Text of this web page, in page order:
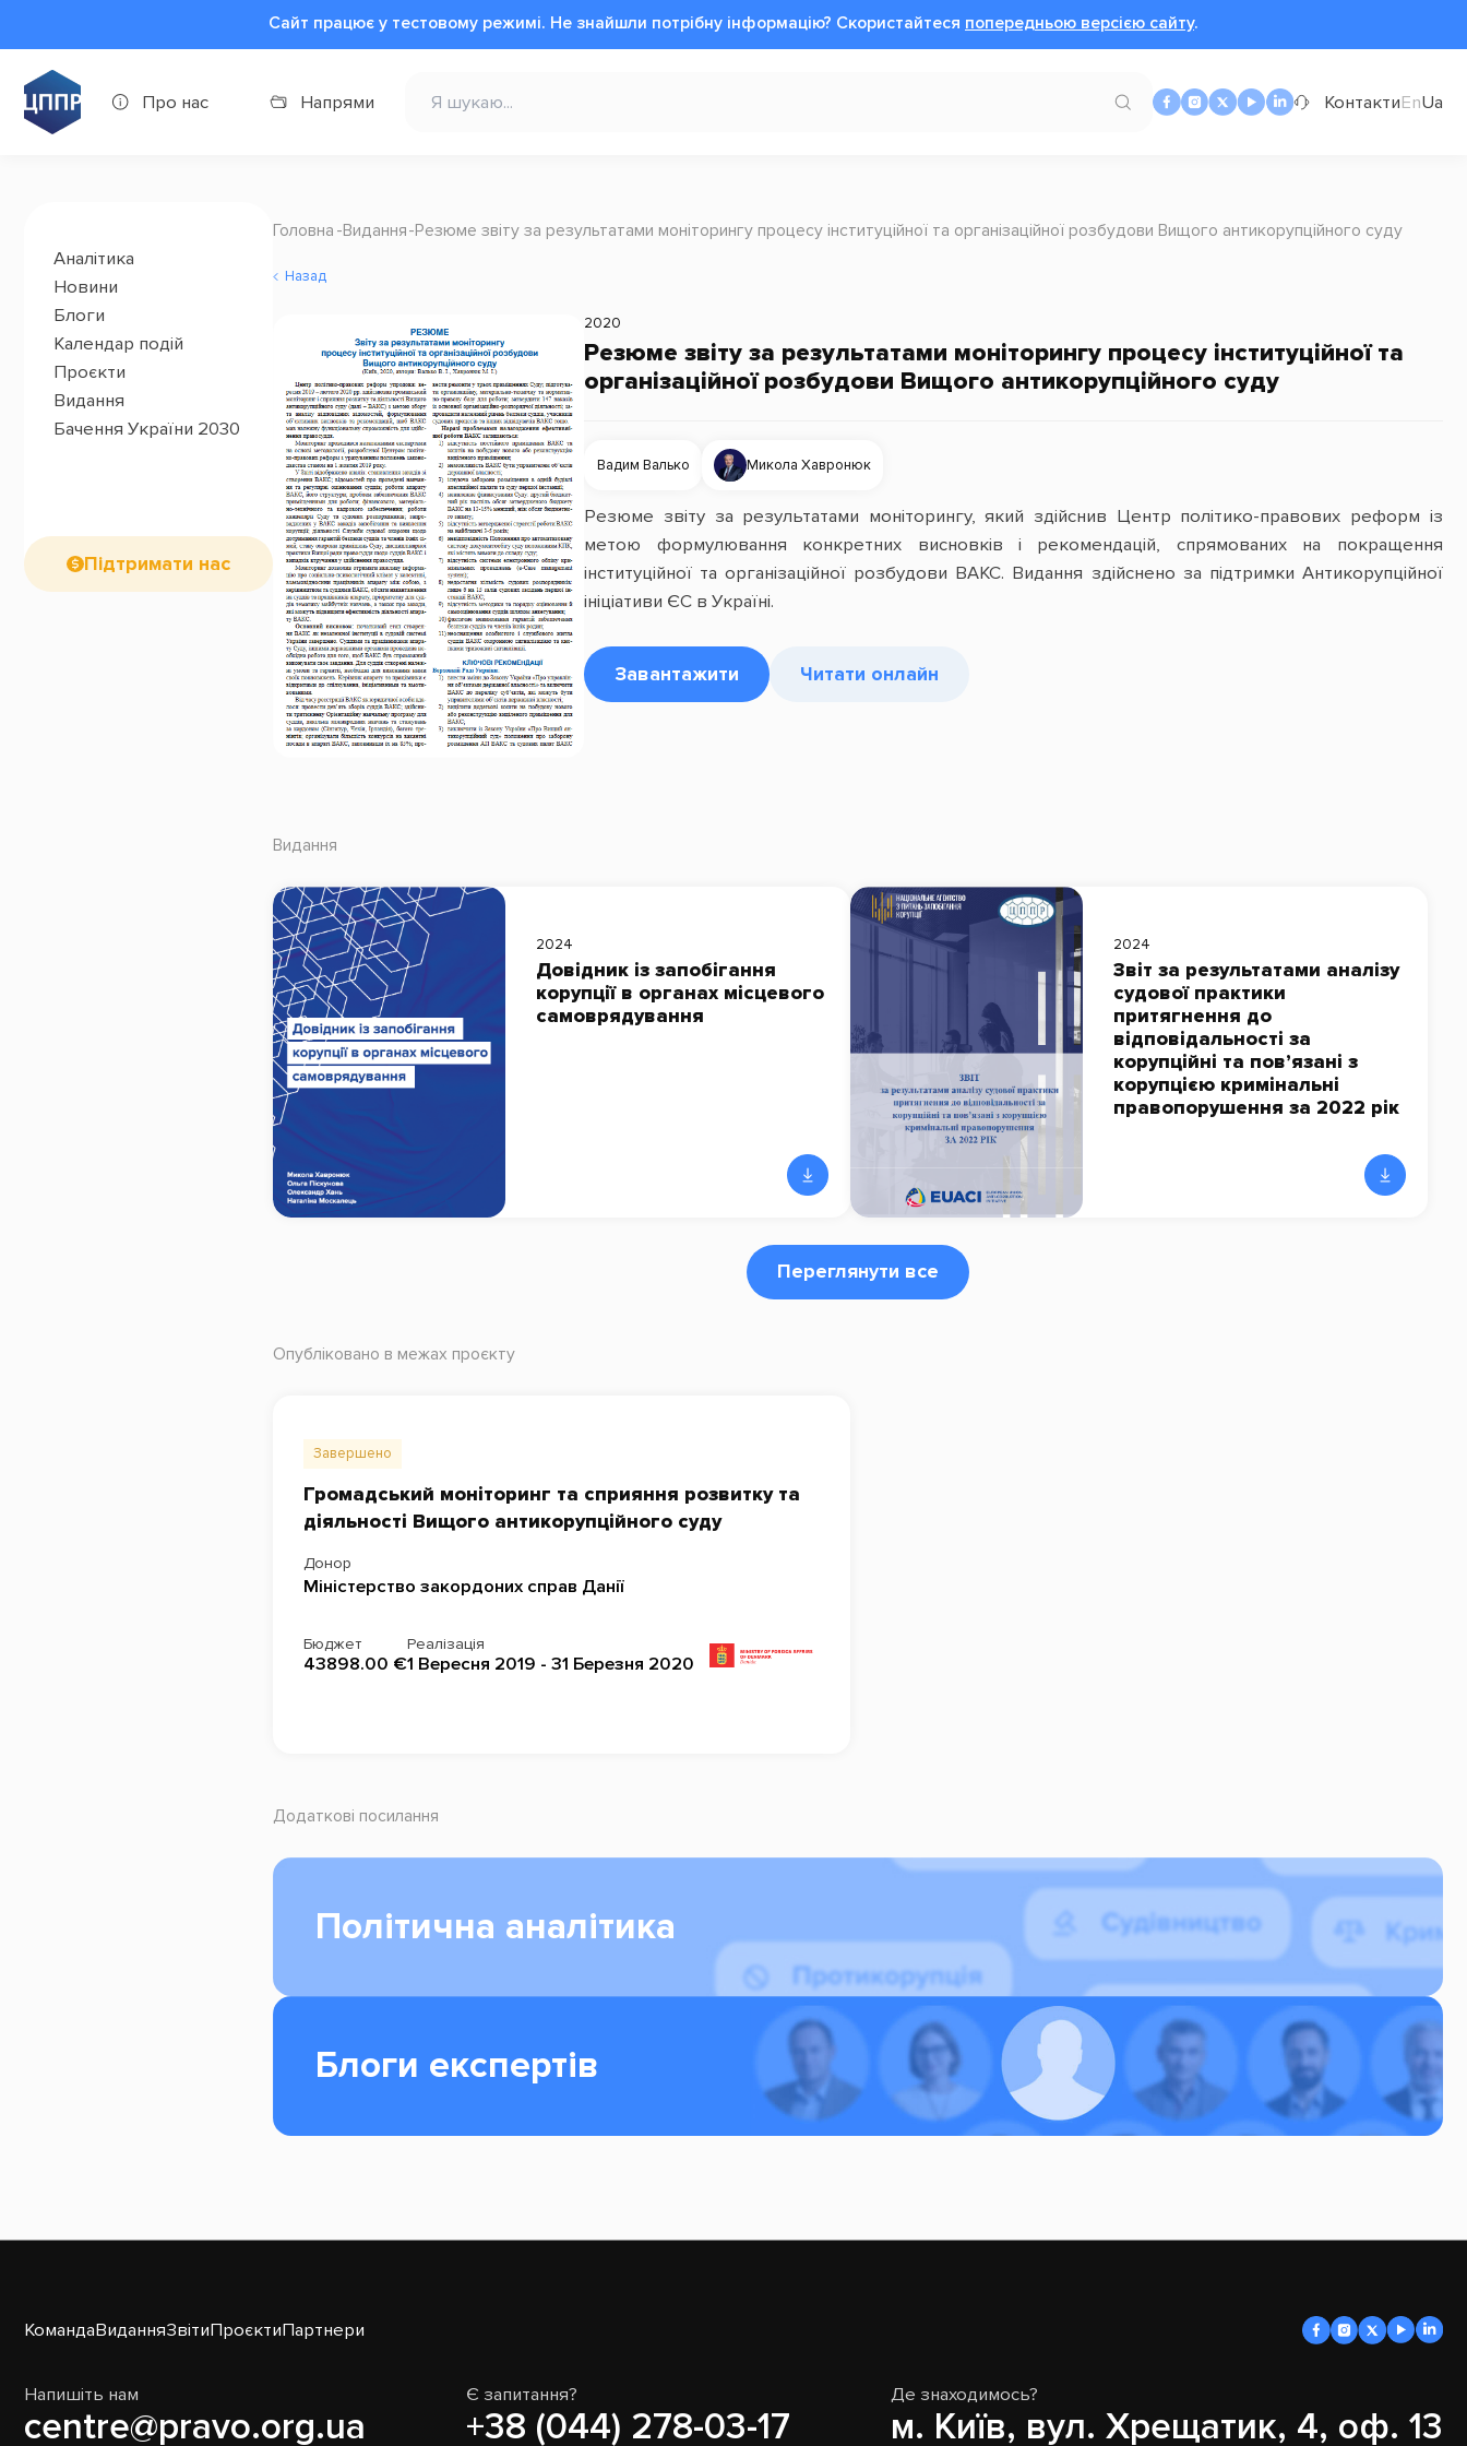
Сайт працює у тестовому режимі. Не знайшли потрібну інформацію? Cкористайтеся попередньою версією сайту.
Про нас Напрями КонтактиEnUa
Аналітика
Новини
Блоги
Календар подій
Проєкти
Видання
Бачення України 2030
Підтримати нас
Головна Видання Резюме звіту за результатами моніторингу процесу інституційної та організаційної розбудови Вищого антикорупційного суду
Назад
2020
Резюме звіту за результатами моніторингу процесу інституційної та
організаційної розбудови Вищого антикорупційного суду
Вадим Валько Микола Хавронюк
Резюме звіту за результатами моніторингу, який здійснив Центр політико-правових реформ із
метою формулювання конкретних висновків і рекомендацій, спрямованих на покращення
інституційної та організаційної розбудови ВАКС. Видання здійснено за підтримки Антикорупційної
ініціативи ЄС в Україні.
Завантажити Читати онлайн
Видання
2024
Довідник із запобігання
корупції в органах місцевого
самоврядування
2024
Звіт за результатами аналізу
судової практики
притягнення до
відповідальності за
корупційні та пов’язані з
корупцією кримінальні
правопорушення за 2022 рік
Переглянути все
Опубліковано в межах проєкту
Завершено
Громадський моніторинг та сприяння розвитку та
діяльності Вищого антикорупційного суду
Донор
Міністерство закордоних справ Данії
Бюджет
43898.00 €
Реалізація
1 Вересня 2019 - 31 Березня 2020
Додаткові посилання
Політична аналітика
Блоги експертів
КомандаВиданняЗвітиПроєктиПартнери
Напишіть нам
centre@pravo.org.ua
Є запитання?
+38 (044) 278-03-17
Де знаходимось?
м. Київ, вул. Хрещатик, 4, оф. 13